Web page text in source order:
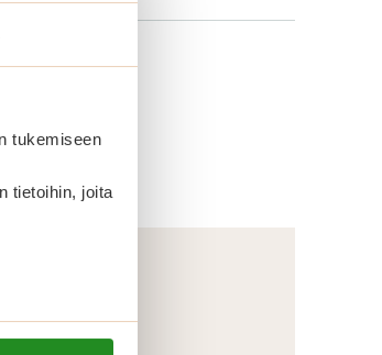
tukemiseen
tietoihin, joita